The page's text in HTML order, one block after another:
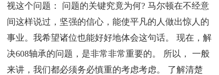
视这个问题： 问题的关键究竟为何? 马尔顿在不经意
间这样说过，坚强的信心，能使平凡的人做出惊人的
事业。我希望诸位也能好好地体会这句话。 现在，解
决608轴承的问题，是非常非常重要的。 所以， 一般
来讲，我们都必须务必慎重的考虑考虑。 了解清楚